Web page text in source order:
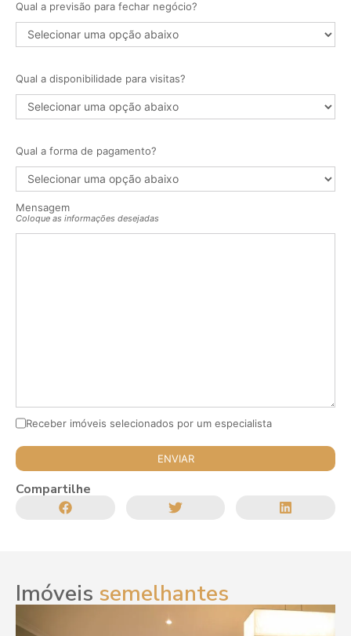
Qual a previsão para fechar negócio?
Qual a disponibilidade para visitas?
Qual a forma de pagamento?
Mensagem
Coloque as informações desejadas
Receber imóveis selecionados por um especialista
Compartilhe
Imóveis semelhantes